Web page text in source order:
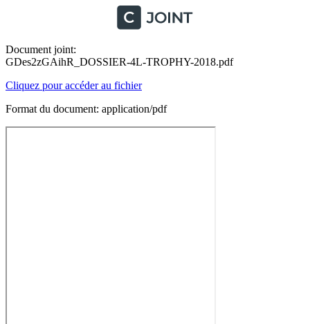
Document joint:
GDes2zGAihR_DOSSIER-4L-TROPHY-2018.pdf
Cliquez pour accéder au fichier
Format du document: application/pdf